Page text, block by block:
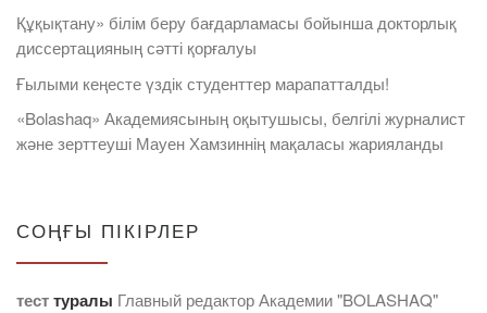
Құқықтану» білім беру бағдарламасы бойынша докторлық
диссертацияның сәтті қорғалуы
Ғылыми кеңесте үздік студенттер марапатталды!
«Bolashaq» Академиясының оқытушысы, белгілі журналист
және зерттеуші Мауен Хамзиннің мақаласы жарияланды
СОҢҒЫ ПІКІРЛЕР
тесттуралы Главный редактор Академии "BOLASHAQ"